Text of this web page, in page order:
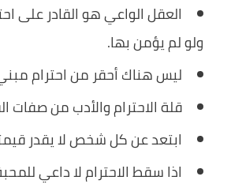
العقل الواعي هو القادر على
ولو لم يؤمن بها.
ليس هناك أحقر من احترام
قلة الاحترام والأدب من صفات
ابتعد عن كل شخص لا يقدر
اذا سقط الاحترام لا داعي